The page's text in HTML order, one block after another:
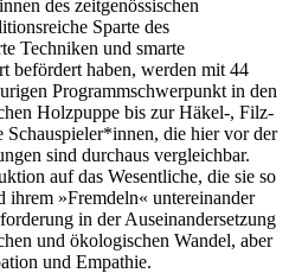
des zeitgenössischen
Sparte des
Techniken und smarte
befördert haben, werden mit 44
Programmschwerpunkt in den
Holzpuppe bis zur Häkel-, Filz-
Schauspieler*innen, die hier vor der
sind durchaus vergleichbar.
auf das Wesentliche, die sie so
ihrem »Fremdeln« untereinander
in der Auseinandersetzung
und ökologischen Wandel, aber
und Empathie.